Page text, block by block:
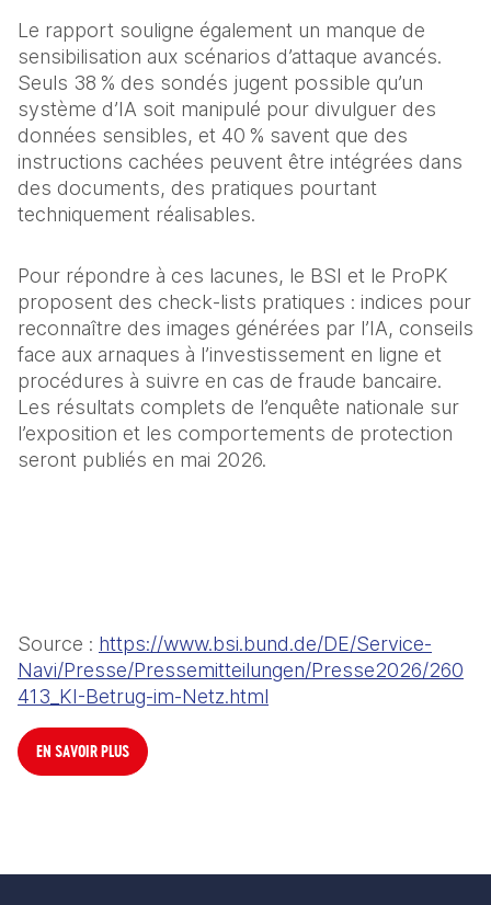
Le rapport souligne également un manque de
sensibilisation aux scénarios d’attaque avancés.
Seuls 38 % des sondés jugent possible qu’un
système d’IA soit manipulé pour divulguer des
données sensibles, et 40 % savent que des
instructions cachées peuvent être intégrées dans
des documents, des pratiques pourtant
techniquement réalisables.
Pour répondre à ces lacunes, le BSI et le ProPK
proposent des check‑lists pratiques : indices pour
reconnaître des images générées par l’IA, conseils
face aux arnaques à l’investissement en ligne et
procédures à suivre en cas de fraude bancaire.
Les résultats complets de l’enquête nationale sur
l’exposition et les comportements de protection
seront publiés en mai 2026.
Source : https://www.bsi.bund.de/DE/Service-
Navi/Presse/Pressemitteilungen/Presse2026/260
413_KI-Betrug-im-Netz.html
EN SAVOIR PLUS